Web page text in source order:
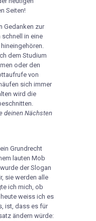
Seiten!
Gedanken zur
schnell in eine
dem Studium
oder den
von
häufen sich immer
wird die
deinen Nächsten
Grundrecht
lauten Mob
wurde der Slogan
sie werden alle
ich mich, ob
weiss ich es
ist, dass es für
ändern würde: